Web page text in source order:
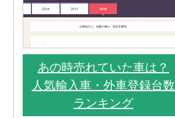
あの時売れていた車は？
人気輸入車・外車登録台数
ランキング